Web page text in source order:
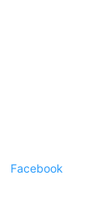
Facebook